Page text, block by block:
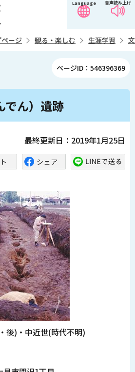
音声読み上げ
Language
ページ 観る・楽しむ 生涯学習
ページID：546396369
でん）遺跡
最終更新日：2019年1月25日
後)・中近世(時代不明)